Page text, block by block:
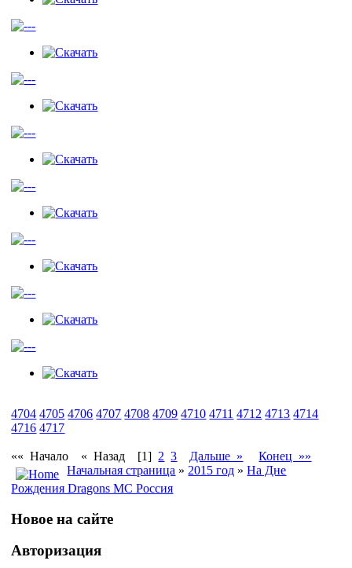
4704 4705 4706 4707 4708 4709 4710 4711 4712 4713 4714
4716 4717
«« Начало « Назад [1] 2 3 Дальше »
Конец »»
Начальная страница » 2015 год »На Дне
Рождения Dragons MC Россия
Новое на сайте
Авторизация